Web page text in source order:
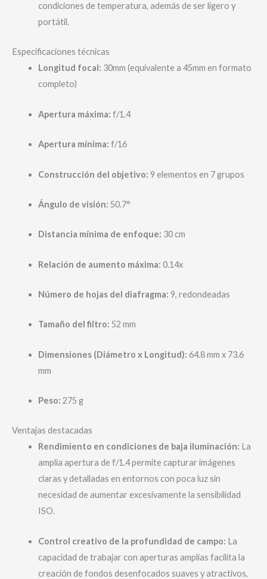
condiciones de temperatura, además de ser ligero y
portátil.
Especificaciones técnicas
Longitud focal: 30mm (equivalente a 45mm en formato
completo)
Apertura máxima: f/1.4
Apertura mínima: f/16
Construcción del objetivo: 9 elementos en 7 grupos
Ángulo de visión: 50.7°
Distancia mínima de enfoque: 30 cm
Relación de aumento máxima: 0.14x
Número de hojas del diafragma: 9, redondeadas
Tamaño del filtro: 52 mm
Dimensiones (Diámetro x Longitud): 64.8 mm x 73.6
mm
Peso: 275 g
Ventajas destacadas
Rendimiento en condiciones de baja iluminación: La
amplia apertura de f/1.4 permite capturar imágenes
claras y detalladas en entornos con poca luz sin
necesidad de aumentar excesivamente la sensibilidad
ISO.​
Control creativo de la profundidad de campo: La
capacidad de trabajar con aperturas amplias facilita la
creación de fondos desenfocados suaves y atractivos,